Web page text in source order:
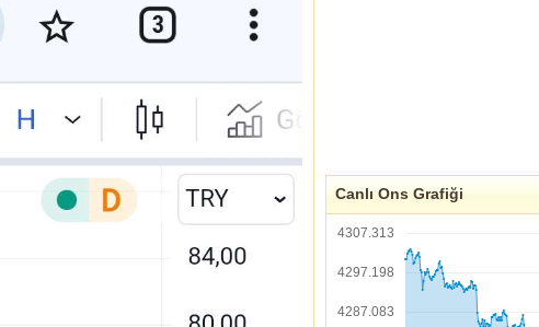
Canlı Ons Grafiği
4307.313
4297.198
4287.083